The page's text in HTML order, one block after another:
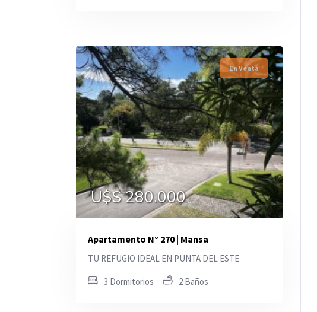
En Venta
U$S 280.000
Apartamento N° 270 | Mansa
TU REFUGIO IDEAL EN PUNTA DEL ESTE
3 Dormitorios 2 Baños